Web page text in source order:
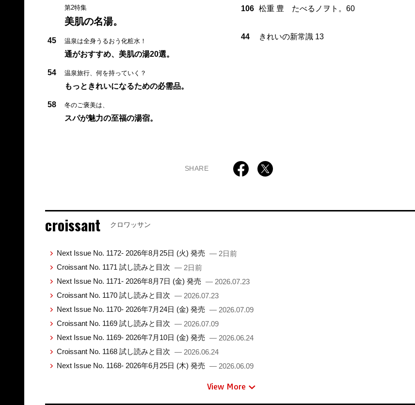
第2特集
美肌の名湯。
45 温泉は全身うるおう化粧水！
通がおすすめ、美肌の湯20選。
54 温泉旅行、何を持っていく？
もっときれいになるための必需品。
58 冬のご褒美は、
スパが魅力の至福の湯宿。
106 松重 豊 たべるノヲト。60
44 きれいの新常識 13
SHARE
croissant クロワッサン
Next Issue No. 1172- 2026年8月25日 (火) 発売 — 2日前
Croissant No. 1171 試し読みと目次 — 2日前
Next Issue No. 1171- 2026年8月7日 (金) 発売 — 2026.07.23
Croissant No. 1170 試し読みと目次 — 2026.07.23
Next Issue No. 1170- 2026年7月24日 (金) 発売 — 2026.07.09
Croissant No. 1169 試し読みと目次 — 2026.07.09
Next Issue No. 1169- 2026年7月10日 (金) 発売 — 2026.06.24
Croissant No. 1168 試し読みと目次 — 2026.06.24
Next Issue No. 1168- 2026年6月25日 (木) 発売 — 2026.06.09
View More